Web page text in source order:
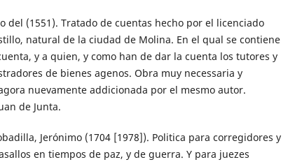
del (1551). Tratado de cuentas hecho por el licenciado
natural de la ciudad de Molina. En el qual se contiene
y a quien, y como han de dar la cuenta los tutores y
de bienes agenos. Obra muy necessaria y
nuevamente addicionada por el mesmo autor.
de Junta.
Jerónimo (1704 [1978]). Politica para corregidores y
en tiempos de paz, y de guerra. Y para juezes